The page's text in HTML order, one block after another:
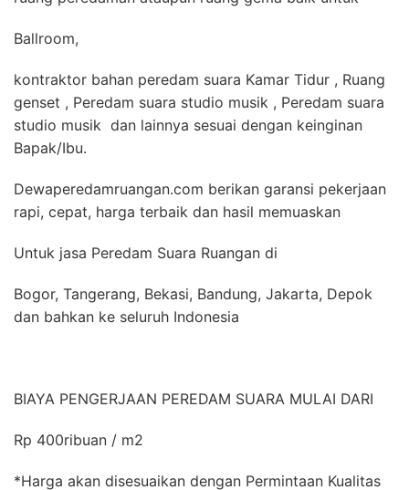
Ballroom,
kontraktor bahan peredam suara Kamar Tidur , Ruang
genset , Peredam suara studio musik , Peredam suara
studio musik dan lainnya sesuai dengan keinginan
Bapak/Ibu.
Dewaperedamruangan.com berikan garansi pekerjaan
rapi, cepat, harga terbaik dan hasil memuaskan
Untuk jasa Peredam Suara Ruangan di
Bogor, Tangerang, Bekasi, Bandung, Jakarta, Depok
dan bahkan ke seluruh Indonesia
BIAYA PENGERJAAN PEREDAM SUARA MULAI DARI
Rp 400ribuan / m2
*Harga akan disesuaikan dengan Permintaan Kualitas